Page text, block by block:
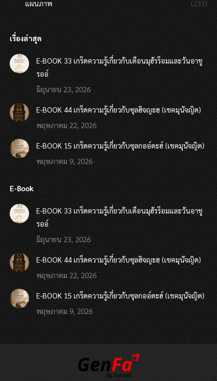
แผนภาพ
(231)
เรื่องล่าสุด
E-BOOK 33 เกร็ดความรู้เกี่ยวกับเดือนมุฮัรร็อมและวันอาชู
รออ์
มิถุนายน 23, 2026
E-BOOK 44 เกร็ดความรู้เกี่ยวกับซุลฮิจญะฮฺ (เชคมุนัจญิด)
พฤษภาคม 22, 2026
E-BOOK 15 เกร็ดความรู้เกี่ยวกับซุลกออ์ดะฮ์ (เชคมุนัจญิด)
พฤษภาคม 9, 2026
E-Book
E-BOOK 33 เกร็ดความรู้เกี่ยวกับเดือนมุฮัรร็อมและวันอาชู
รออ์
มิถุนายน 23, 2026
E-BOOK 44 เกร็ดความรู้เกี่ยวกับซุลฮิจญะฮฺ (เชคมุนัจญิด)
พฤษภาคม 22, 2026
E-BOOK 15 เกร็ดความรู้เกี่ยวกับซุลกออ์ดะฮ์ (เชคมุนัจญิด)
พฤษภาคม 9, 2026